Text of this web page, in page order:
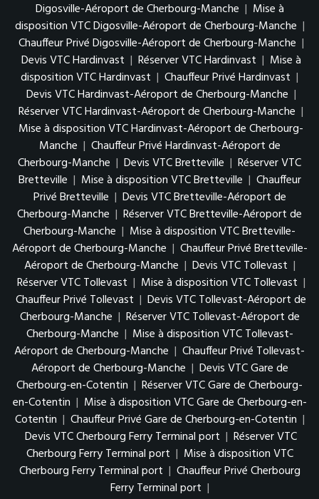
Digosville-Aéroport de Cherbourg-Manche | Mise à
disposition VTC Digosville-Aéroport de Cherbourg-Manche |
Chauffeur Privé Digosville-Aéroport de Cherbourg-Manche |
Devis VTC Hardinvast | Réserver VTC Hardinvast | Mise à
disposition VTC Hardinvast | Chauffeur Privé Hardinvast |
Devis VTC Hardinvast-Aéroport de Cherbourg-Manche |
Réserver VTC Hardinvast-Aéroport de Cherbourg-Manche |
Mise à disposition VTC Hardinvast-Aéroport de Cherbourg-
Manche | Chauffeur Privé Hardinvast-Aéroport de
Cherbourg-Manche | Devis VTC Bretteville | Réserver VTC
Bretteville | Mise à disposition VTC Bretteville | Chauffeur
Privé Bretteville | Devis VTC Bretteville-Aéroport de
Cherbourg-Manche | Réserver VTC Bretteville-Aéroport de
Cherbourg-Manche | Mise à disposition VTC Bretteville-
Aéroport de Cherbourg-Manche | Chauffeur Privé Bretteville-
Aéroport de Cherbourg-Manche | Devis VTC Tollevast |
Réserver VTC Tollevast | Mise à disposition VTC Tollevast |
Chauffeur Privé Tollevast | Devis VTC Tollevast-Aéroport de
Cherbourg-Manche | Réserver VTC Tollevast-Aéroport de
Cherbourg-Manche | Mise à disposition VTC Tollevast-
Aéroport de Cherbourg-Manche | Chauffeur Privé Tollevast-
Aéroport de Cherbourg-Manche | Devis VTC Gare de
Cherbourg-en-Cotentin | Réserver VTC Gare de Cherbourg-
en-Cotentin | Mise à disposition VTC Gare de Cherbourg-en-
Cotentin | Chauffeur Privé Gare de Cherbourg-en-Cotentin |
Devis VTC Cherbourg Ferry Terminal port | Réserver VTC
Cherbourg Ferry Terminal port | Mise à disposition VTC
Cherbourg Ferry Terminal port | Chauffeur Privé Cherbourg
Ferry Terminal port |